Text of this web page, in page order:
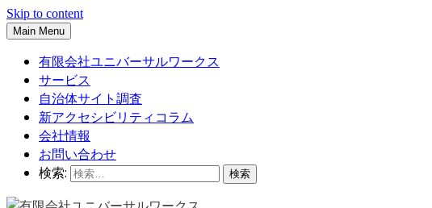
Skip to content
Main Menu
有限会社ユニバーサルワークス
サービス
自治体サイト調査
新アクセシビリティコラム
会社情報
お問い合わせ
検索: